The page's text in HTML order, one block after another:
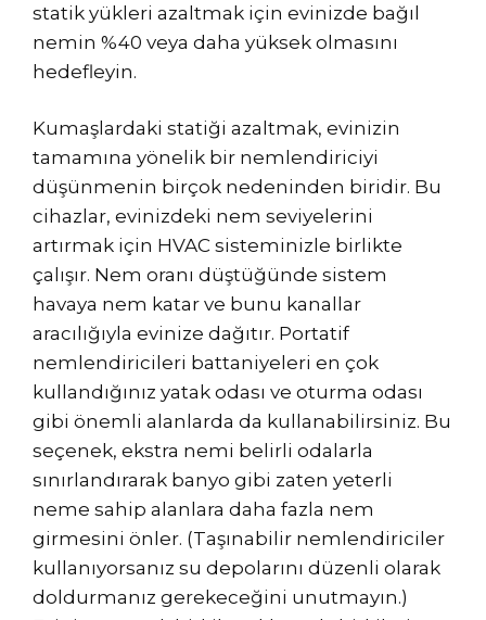
statik yükleri azaltmak için evinizde bağıl
nemin %40 veya daha yüksek olmasını
hedefleyin.
Kumaşlardaki statiği azaltmak, evinizin
tamamına yönelik bir nemlendiriciyi
düşünmenin birçok nedeninden biridir. Bu
cihazlar, evinizdeki nem seviyelerini
artırmak için HVAC sisteminizle birlikte
çalışır. Nem oranı düştüğünde sistem
havaya nem katar ve bunu kanallar
aracılığıyla evinize dağıtır. Portatif
nemlendiricileri battaniyeleri en çok
kullandığınız yatak odası ve oturma odası
gibi önemli alanlarda da kullanabilirsiniz. Bu
seçenek, ekstra nemi belirli odalarla
sınırlandırarak banyo gibi zaten yeterli
neme sahip alanlara daha fazla nem
girmesini önler. (Taşınabilir nemlendiriciler
kullanıyorsanız su depolarını düzenli olarak
doldurmanız gerekeceğini unutmayın.)